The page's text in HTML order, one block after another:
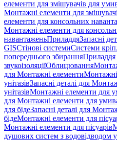
елементи для змішувачів для
Монтажні елементи для
елементи для консольних
Монтажні елементи для
навантаженьПриладдяЗапасні
GISСтінові системиСистеми
попереднього збиранняПриладдя
звукоізоляціїОблицювання
для Монтажні елементи
унітазівЗапасні деталі для
унітазівМонтажні елементи для
для Монтажні елементи для
для бідеЗапасні деталі для
бідеМонтажні елементи для
Монтажні елементи для пісуарів
душових систем з водовідводом у